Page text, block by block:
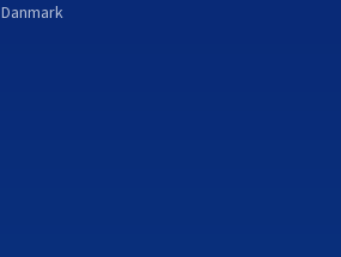
Danmark